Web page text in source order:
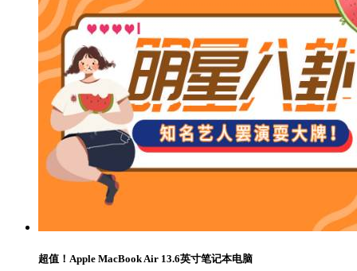
超值！Apple MacBook Air 13.6英寸笔记本电脑